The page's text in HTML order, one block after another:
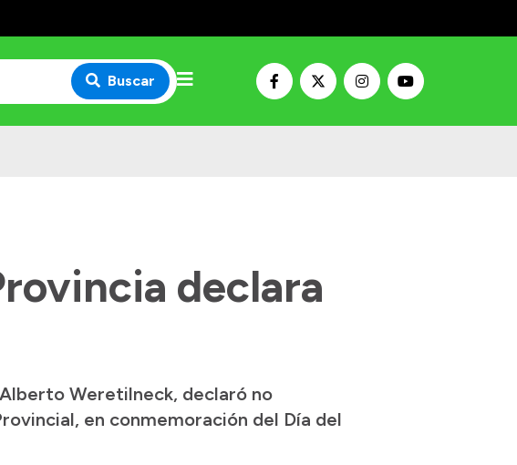
Buscar
declara
Weretilneck, declaró no
en conmemoración del Día del